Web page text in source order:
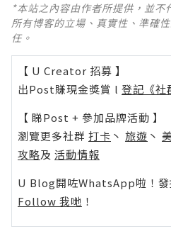
*本站之內容由作者所提供，並
所有博客的立場、真實性、準確
任。
【 U Creator 招募 】
出Post賺現金獎賞 l 登記《社
【 睇Post + 參加品牌活動 】
瀏覽更多社群 打卡 丶 旅遊 丶
攻略及 活動情報
U Blog開咗WhatsApp啦！發
Follow 我哋 ！